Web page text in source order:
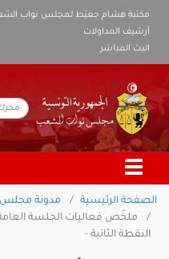
مكتبة هشام جعيّط لمجلس نواب
أرشيف المداولات
البث المباشر
الصفحة الرئيسية
مدونة
النقطة الثانية -